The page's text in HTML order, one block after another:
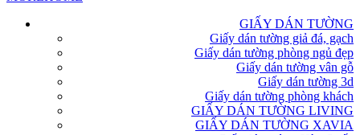
GIẤY DÁN TƯỜNG
Giấy dán tường giả đá, gạch
Giấy dán tường phòng ngủ đẹp
Giấy dán tường vân gỗ
Giấy dán tường 3d
Giấy dán tường phòng khách
GIẤY DÁN TƯỜNG LIVING
GIẤY DÁN TƯỜNG XAVIA